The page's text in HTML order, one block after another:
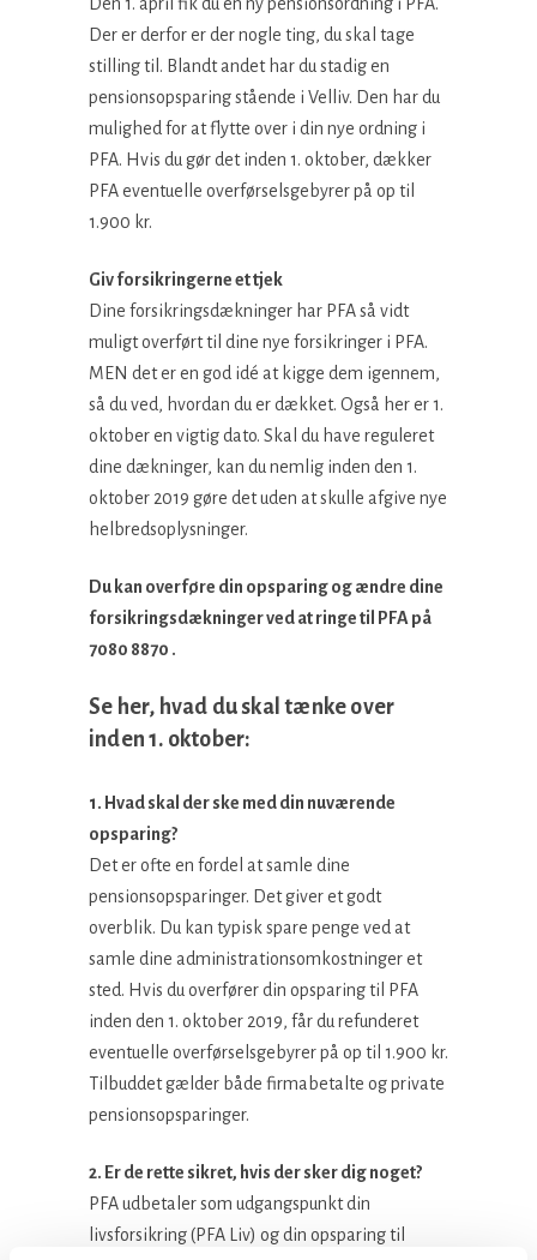
Der er derfor er der nogle ting, du skal tage
stilling til. Blandt andet har du stadig en
pensionsopsparing stående i Velliv. Den har du
mulighed for at flytte over i din nye ordning i
PFA. Hvis du gør det inden 1. oktober, dækker
PFA eventuelle overførselsgebyrer på op til
1.900 kr.
Giv forsikringerne et tjek
Dine forsikringsdækninger har PFA så vidt
muligt overført til dine nye forsikringer i PFA.
MEN det er en god idé at kigge dem igennem,
så du ved, hvordan du er dækket. Også her er 1.
oktober en vigtig dato. Skal du have reguleret
dine dækninger, kan du nemlig inden den 1.
oktober 2019 gøre det uden at skulle afgive nye
helbredsoplysninger.
Du kan overføre din opsparing og ændre dine
forsikringsdækninger ved at ringe til PFA på
7080 8870 .
Se her, hvad du skal tænke over
inden 1. oktober:
1. Hvad skal der ske med din nuværende
opsparing?
Det er ofte en fordel at samle dine
pensionsopsparinger. Det giver et godt
overblik. Du kan typisk spare penge ved at
samle dine administrationsomkostninger et
sted. Hvis du overfører din opsparing til PFA
inden den 1. oktober 2019, får du refunderet
eventuelle overførselsgebyrer på op til 1.900 kr.
Tilbuddet gælder både firmabetalte og private
pensionsopsparinger.
2. Er de rette sikret, hvis der sker dig noget?
PFA udbetaler som udgangspunkt din
livsforsikring (PFA Liv) og din opsparing til